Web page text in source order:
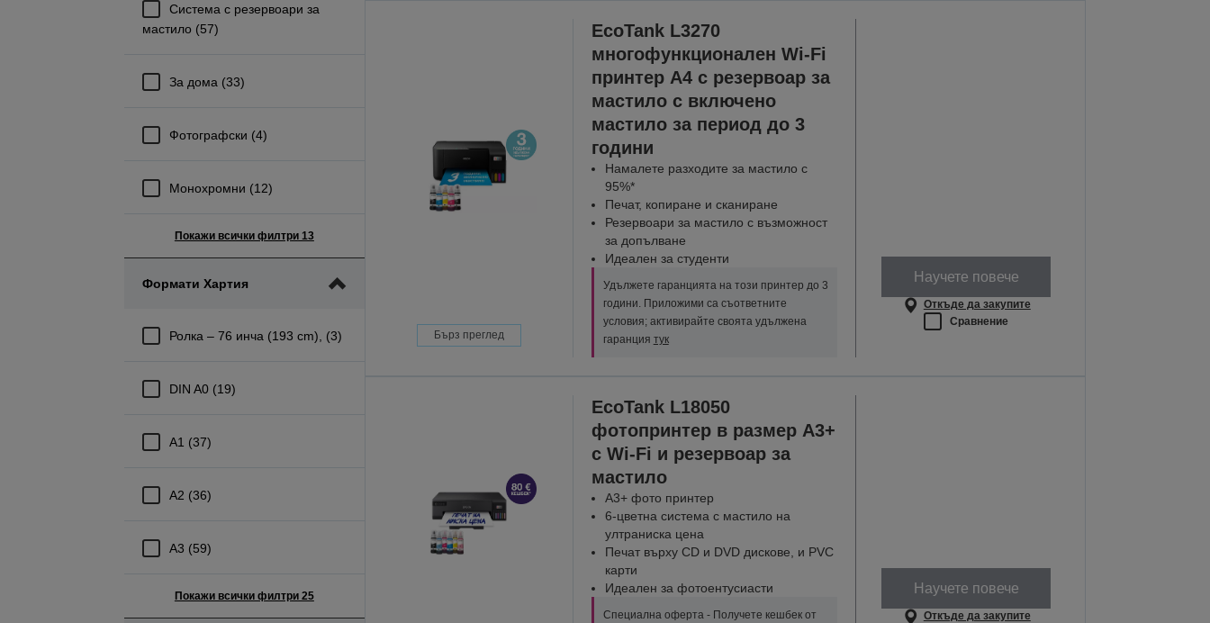
Система с резервоари за
мастило (57)
За дома (33)
Фотографски (4)
Монохромни (12)
Покажи всички филтри 13
Формати Хартия
Ролка – 76 инча (193 cm), (3)
DIN A0 (19)
A1 (37)
A2 (36)
A3 (59)
Покажи всички филтри 25
Бърз преглед
EcoTank L3270
многофункционален Wi-Fi
принтер A4 с резервоар за
мастило с включено
мастило за период до 3
години
Намалете разходите за мастило с
95%*
Печат, копиране и сканиране
Резервоари за мастило с възможност
за допълване
Идеален за студенти
Удължете гаранцията на този принтер до 3
години. Приложими са съответните
условия; активирайте своята удължена
гаранция тук
Научете повече
Откъде да закупите
Сравнение
EcoTank L18050
фотопринтер в размер A3+
с Wi-Fi и резервоар за
мастило
A3+ фото принтер
6-цветна система с мастило на
ултраниска цена
Печат върху CD и DVD дискове, и PVC
карти
Идеален за фотоентусиасти
Специална оферта - Получете кешбек от
Научете повече
Откъде да закупите